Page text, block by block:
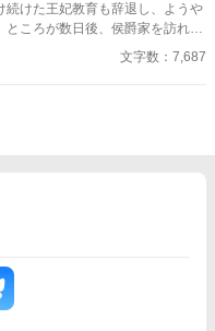
文字数：7,687